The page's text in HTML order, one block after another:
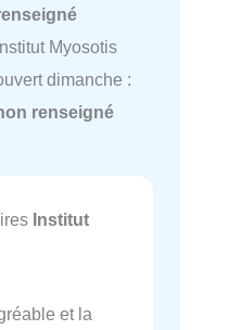
Myosotis
dimanche :
renseigné
Institut
et la